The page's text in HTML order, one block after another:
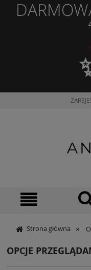
Strona główna »
OPCJE